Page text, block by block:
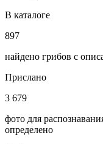
В каталоге
897
найдено грибов с
Прислано
3 679
фото для
определено